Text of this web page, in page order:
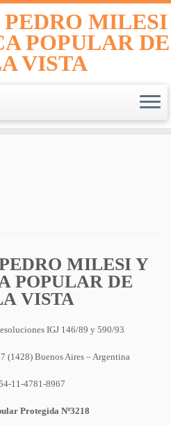
MILESI
POPULAR DE
VISTA
MILESI Y
POPULAR DE
VISTA
IGJ 146/89 y 590/93
(1428) Buenos Aires – Argentina
11-4781-8967
Protegida Nº3218